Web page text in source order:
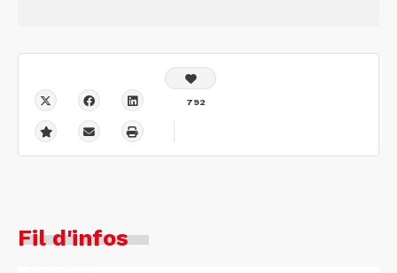
792
Fil d'infos